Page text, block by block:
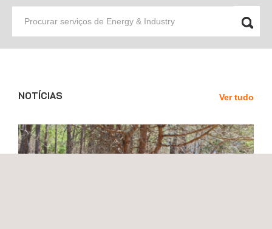
serviços
&
NOTÍCIAS Ver tudo
Carousel